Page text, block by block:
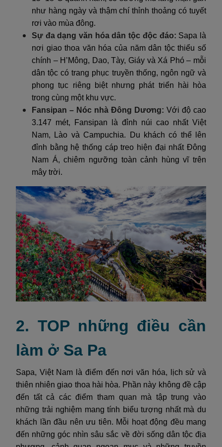
như hàng ngày và thậm chí thỉnh thoảng có tuyết
rơi vào mùa đông.
Sự đa dạng văn hóa dân tộc độc đáo: Sapa là
nơi giao thoa văn hóa của năm dân tộc thiểu số
chính – H’Mông, Dao, Tày, Giáy và Xá Phó – mỗi
dân tộc có trang phục truyền thống, ngôn ngữ và
phong tục riêng biệt nhưng phát triển hài hòa
trong cùng một khu vực.
Fansipan – Nóc nhà Đông Dương: Với độ cao
3.147 mét, Fansipan là đỉnh núi cao nhất Việt
Nam, Lào và Campuchia. Du khách có thể lên
đỉnh bằng hệ thống cáp treo hiện đại nhất Đông
Nam Á, chiêm ngưỡng toàn cảnh hùng vĩ trên
mây trời.
2. TOP những điều cần
làm ở Sa Pa
Sapa, Việt Nam là điểm đến nơi văn hóa, lịch sử và
thiên nhiên giao thoa hài hòa. Phần này không đề cập
đến tất cả các điểm tham quan mà tập trung vào
những trải nghiệm mang tính biểu tượng nhất mà du
khách lần đầu nên ưu tiên. Mỗi hoạt động đều mang
đến những góc nhìn sâu sắc về đời sống dân tộc địa